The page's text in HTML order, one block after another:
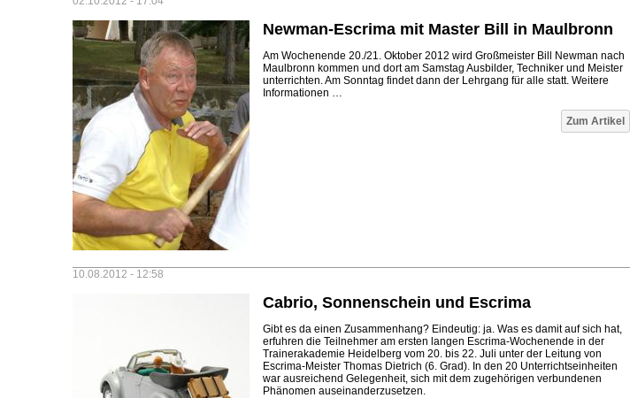
Newman-Escrima mit Master Bill in Maulbronn
Am Wochenende 20./21. Oktober 2012 wird Großmeister Bill Newman nach
Maulbronn kommen und dort am Samstag Ausbilder, Techniker und Meister
unterrichten. Am Sonntag findet dann der Lehrgang für alle statt. Weitere
Informationen …
Zum Artikel
10.08.2012 - 12:58
Cabrio, Sonnenschein und Escrima
Gibt es da einen Zusammenhang? Eindeutig: ja. Was es damit auf sich hat,
erfuhren die Teilnehmer am ersten langen Escrima-Wochenende in der
Trainerakademie Heidelberg vom 20. bis 22. Juli unter der Leitung von
Escrima-Meister Thomas Dietrich (6. Grad). In den 20 Unterrichtseinheiten
war ausreichend Gelegenheit, sich mit dem zugehörigen verbundenen
Phänomen auseinanderzusetzen.